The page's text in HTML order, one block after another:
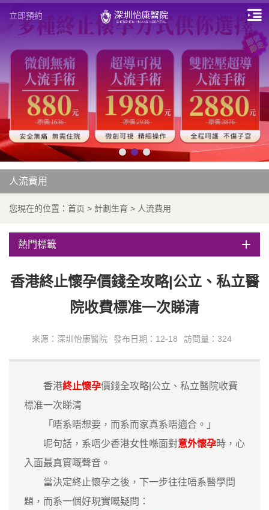
立即預約
人流費用
您現在的位置： 首页 > 計劃生育 > 人流費用
熱門標籤
香港終止懷孕價錢全攻略|公立、私立醫
院收費標准一次睇清
來源：深圳怡康醫院 發布日期：12-18 訪問量：324
香港終止懷孕價錢全攻略|公立、私立醫院收費
標准一次睇清
「唔系唔想要，而系而家真系唔適合。」
呢句話，系唔少香港女性喺面對意外懷孕時，心
入面最真實嘅聲音。
當決定終止懷孕之後，下一步往往唔系醫學問
題，而系一個好現實嘅疑問：